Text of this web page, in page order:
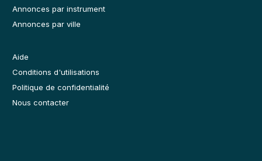
Annonces par instrument
Annonces par ville
Aide
Conditions d'utilisations
Politique de confidentialité
Nous contacter